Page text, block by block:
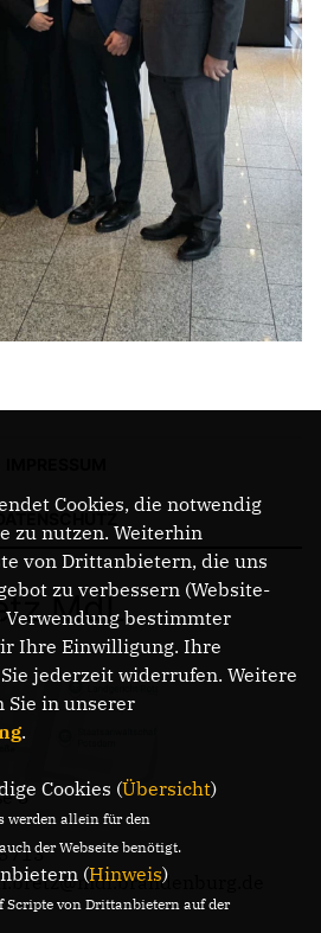
im Brandenburger Landtag
Brandenburg
CDU Potsdam
MdL
3
Cookies, die notwendig
zu nutzen. Weiterhin
von Drittanbietern, die uns
zu verbessern (Website-
bestimmter
Ihre Einwilligung. Ihre
jederzeit widerrufen. Weitere
Sie in unserer
.
Cookies (Übersicht)
werden allein für den
der Webseite benötigt.
(Hinweis)
Scripte von Drittanbietern auf der